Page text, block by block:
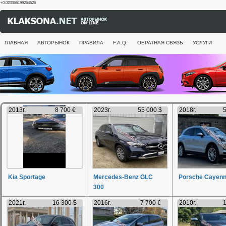
+0.023356199264526
ГЛАВНАЯ АВТОРЫНОК ПРАВИЛА F.A.Q. ОБРАТНАЯ СВЯЗЬ УСЛУГИ
2013г. 8 700 €
Kia Sportage
2023г. 55 000 $
Mercedes-Benz GLC
300
2018г.
Porsche
2021г. 16 300 $ 2016г. 7 700 € 2010г.